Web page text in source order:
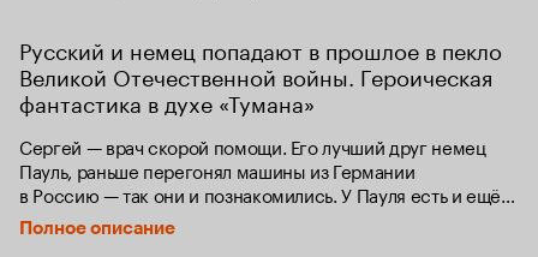
Русский и немец попадают в прошлое в пекло
Великой Отечественной войны. Героическая
фантастика в духе «Тумана»
Сергей — врач скорой помощи. Его лучший друг немец
Пауль, раньше перегонял машины из Германии
в Россию — так они и познакомились. У Пауля есть и ещё
одно увлечение — антиквариат. Он — чёрный копатель:
ищет на полях сражений немецкие награды, каски,
Полное описание